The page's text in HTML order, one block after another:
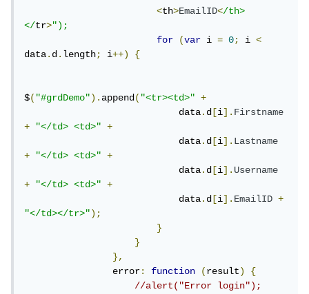
<th>EmailID</th>
</tr>");
for
(var i = 0; i <
data.d.length; i++) {
$("#grdDemo").append("<tr><td>"
+
                            data
.d [i].Firstname
+
"</td> <td>"
+
                            data
.d [i].Lastname
+
"</td> <td>"
+
                            data
.d [i].Username
+
"</td> <td>"
+
                            data
.d [i].EmailID
+
"</td></tr>");
}
}
},
                error
: function (result)
{
//alert("Error login");